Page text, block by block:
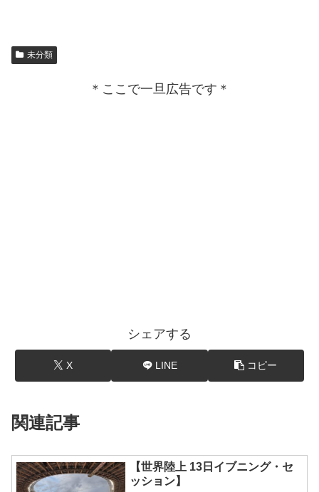
未分類
＊ここで一旦広告です＊
シェアする
X LINE コピー
関連記事
【世界陸上 13日イブニング・セ
ッション】